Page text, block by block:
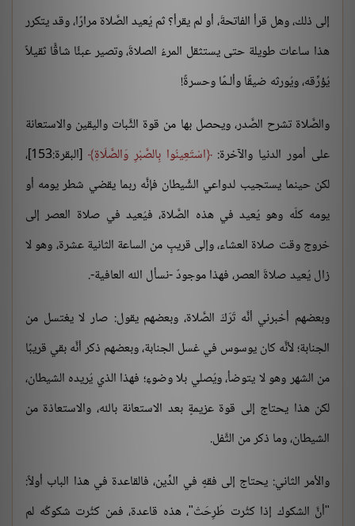
إلى ذلك، وهل قرأ الفاتحةَ، أو لم يقرأ؟ ثم يُعيد الصَّلاة مرارًا، وقد يتكرر
هذا ساعات طويلة حتى يستثقل المرءُ الصلاةَ، وتصير عبئًا شاقًّا ثقيلاً
يُؤرِّقه، ويُورثه ضيقًا وألـمًا وحسرةً!
والصَّلاة تشرح الصَّدر، ويحصل بها من قوة الثَّبات واليقين والاستعانة
على أمور الدنيا والآخرة: اسْتَعِينُوا بِالصَّبْرِ وَالصَّلَاةِ
[البقرة:153]،
لكن حينما يستجيب لدواعي الشَّيطان فإنَّه ربما يقضي شطر يومه أو
يومه كلّه وهو يُعيد في هذه الصَّلاة، فيُعيد في صلاة العصر إلى
خروج وقت صلاة العشاء، وإلى قريبٍ من الساعة الثانية عشرة، وهو لا
زال يُعيد صلاةَ العصر، فهذا موجودٌ -نسأل الله العافية-.
وبعضهم أخبرني أنَّه تَرَكَ الصَّلاة، وبعضهم يقول: صار لا يغتسل من
الجنابة؛ لأنَّه كان يوسوس في غسل الجنابة، وبعضهم ذكر أنَّه بقي قريبًا
من الشهر وهو لا يتوضأ، ويُصلي بلا وضوءٍ؛ فهذا الذي يُريده الشيطان،
لكن هذا يحتاج إلى قوة عزيمةٍ بعد الاستعانة بالله، والاستعاذة من
الشيطان، وما ذكر من التَّفل.
والأمر الثاني: يحتاج إلى فقهٍ في الدِّين، فالقاعدة في هذا الباب أولاً:
"أنَّ الشكوك إذا كثُرت طُرِحَتْ"، هذه قاعدة، فمن كثُرت شكوكُه لم